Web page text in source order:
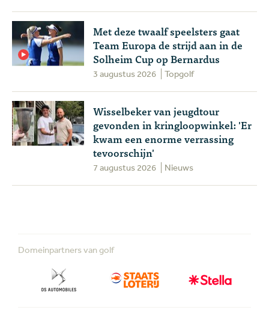
Met deze twaalf speelsters gaat
Team Europa de strijd aan in de
Solheim Cup op Bernardus
3 augustus 2026 Topgolf
Wisselbeker van jeugdtour
gevonden in kringloopwinkel: 'Er
kwam een enorme verrassing
tevoorschijn'
7 augustus 2026 Nieuws
Domeinpartners van golf